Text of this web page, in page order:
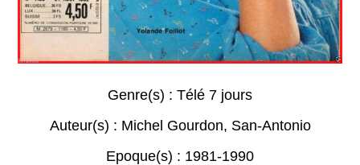
Genre(s) : Télé 7 jours
Auteur(s) : Michel Gourdon, San-Antonio
Epoque(s) : 1981-1990